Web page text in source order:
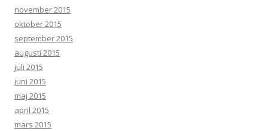
november 2015
oktober 2015
september 2015
augusti 2015
juli 2015
juni 2015
maj 2015
april 2015
mars 2015